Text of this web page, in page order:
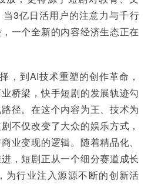
3亿日活用户的注意力与千行
一个全新的内容经济生态正在
，到AI技术重塑的创作革命，
桥梁，快手短剧的发展轨迹勾
径。在这个内容为王、技术为
不仅改变了大众的娱乐方式，
业变现的逻辑。随着精品化、
，短剧正从一个细分赛道成长
为行业注入源源不断的创新活